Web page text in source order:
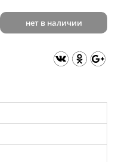
нет в наличии